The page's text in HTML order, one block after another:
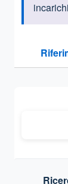
Sezione